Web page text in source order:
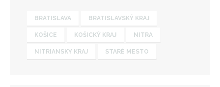
BRATISLAVA BRATISLAVSKÝ KRAJ
KOŠICE KOŠICKÝ KRAJ NITRA
NITRIANSKY KRAJ STARÉ MESTO